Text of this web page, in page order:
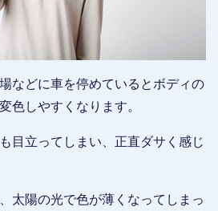
などに車を停めているとボディの
色しやすくなります。
目立ってしまい、正直ダサく感じ
太陽の光で色が薄くなってしまっ